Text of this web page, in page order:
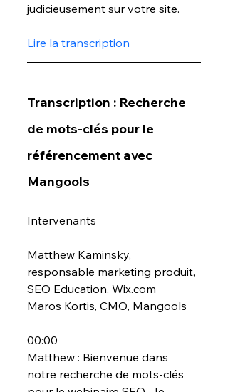
judicieusement sur votre site.
Lire la transcription
Transcription : Recherche
de mots-clés pour le
référencement avec
Mangools
Intervenants
Matthew Kaminsky,
responsable marketing produit,
SEO Education, Wix.com
Maros Kortis, CMO, Mangools
00:00
Matthew : Bienvenue dans
notre recherche de mots-clés